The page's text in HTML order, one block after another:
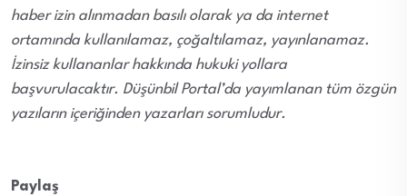
haber izin alınmadan basılı olarak ya da internet
ortamında kullanılamaz, çoğaltılamaz, yayınlanamaz.
İzinsiz kullananlar hakkında hukuki yollara
başvurulacaktır. Düşünbil Portal’da yayımlanan tüm özgün
yazıların içeriğinden yazarları sorumludur.
Paylaş